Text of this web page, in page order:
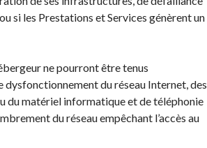
si les Prestations et Services génèrent un
ne pourront être tenus
dysfonctionnement du réseau Internet, des
du matériel informatique et de téléphonie
du réseau empêchant l’accès au